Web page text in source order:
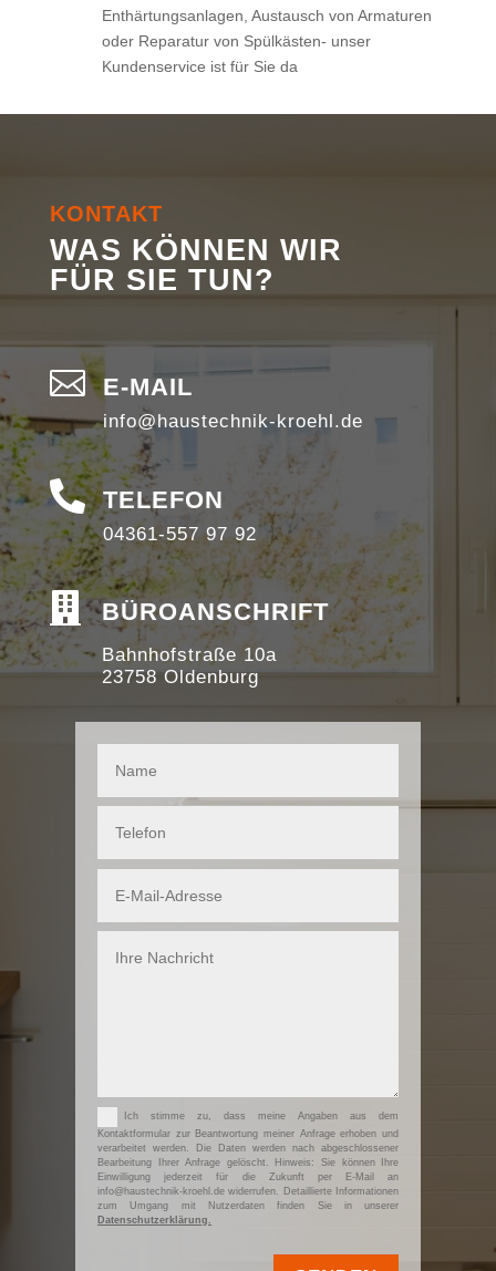
Enthärtungsanlagen, Austausch von Armaturen
oder Reparatur von Spülkästen- unser
Kundenservice ist für Sie da
KONTAKT
WAS KÖNNEN WIR
FÜR SIE TUN?
 E-MAIL
info@haustechnik-kroehl.de
 TELEFON
04361-557 97 92
 BÜROANSCHRIFT
Bahnhofstraße 10a
23758 Oldenburg
Ich stimme zu, dass meine Angaben aus dem
Kontaktformular zur Beantwortung meiner Anfrage erhoben und
verarbeitet werden. Die Daten werden nach abgeschlossener
Bearbeitung Ihrer Anfrage gelöscht. Hinweis: Sie können Ihre
Einwilligung jederzeit für die Zukunft per E-Mail an
info@haustechnik-kroehl.de widerrufen. Detaillierte Informationen
zum Umgang mit Nutzerdaten finden Sie in unserer
Datenschutzerklärung.